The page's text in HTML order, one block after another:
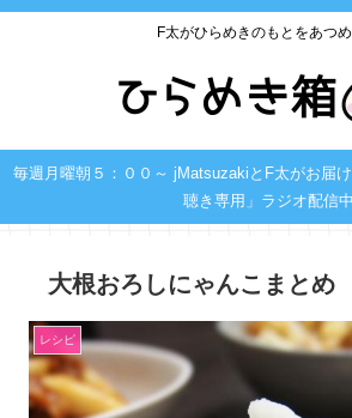
F太がひらめきのもとをあつ
毎週月曜朝５：００～ jMatsuzakiとF太がお届
聴き専用」ラジオ配信中
大根おろしにゃんこまとめ
レシピ